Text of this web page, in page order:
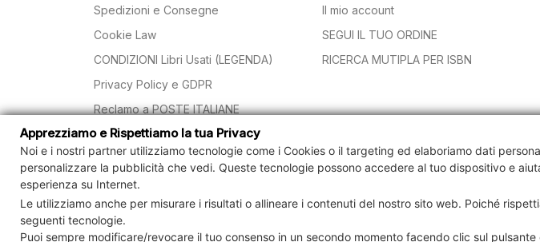
Spedizioni e Consegne
Cookie Law
CONDIZIONI Libri Usati (LEGENDA)
Privacy Policy e GDPR
Reclamo a POSTE ITALIANE
Risoluzioni ADR/ODR
VENDI I TUOI LIBRI
Il mio account
SEGUI IL TUO ORDINE
RICERCA MUTIPLA PER ISBN
Controlla la tua privacy
Apprezziamo e Rispettiamo la tua Privacy
Noi e i nostri partner utilizziamo tecnologie come i Cookies o il targeting ed elaboriamo dati
personalizzare la pubblicità che vedi. Queste tecnologie possono accedere al tuo dispositivo e
esperienza su Internet.
Le utilizziamo anche per misurare i risultati o allineare i contenuti del nostro sito web. Poiché
seguenti tecnologie.
Puoi sempre modificare/revocare il tuo consenso in un secondo momento facendo clic sul